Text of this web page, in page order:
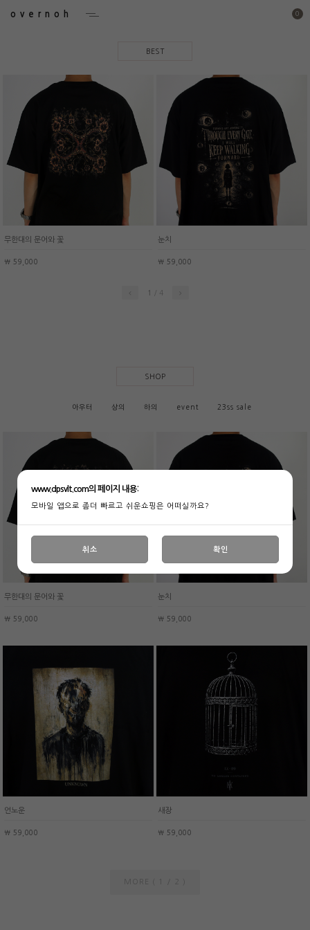
overnoh 0
BEST
무한대의 문어와 꽃
￦ 59,000
눈치
￦ 59,000
1 /
SHOP
아우터 상의 하의 event 23ss sale
무한대의 문어와 꽃
￦ 59,000
눈치
￦ 59,000
언노운
￦ 59,000
새장
￦ 59,000
www.dpsvlt.com의 페이지 내용:
모바일 앱으로 좀더 빠르고 쉬운쇼핑은 어떠실까요?
취소 확인